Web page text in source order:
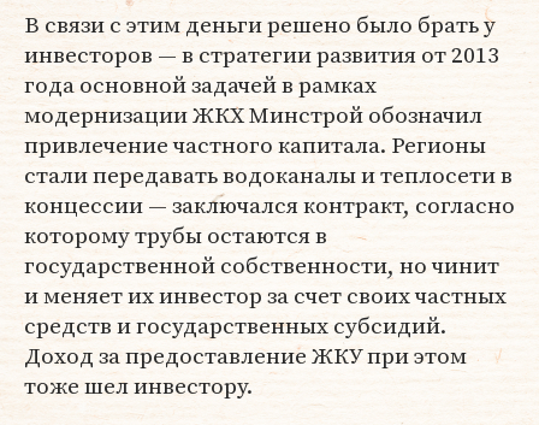
В связи с этим деньги решено было брать у
инвесторов — в стратегии развития от 2013
года основной задачей в рамках
модернизации ЖКХ Минстрой обозначил
привлечение частного капитала. Регионы
стали передавать водоканалы и теплосети в
концессии — заключался контракт, согласно
которому трубы остаются в
государственной собственности, но чинит
и меняет их инвестор за счет своих частных
средств и государственных субсидий.
Доход за предоставление ЖКУ при этом
тоже шел инвестору.